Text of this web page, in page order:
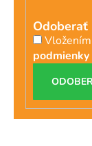
podmienky